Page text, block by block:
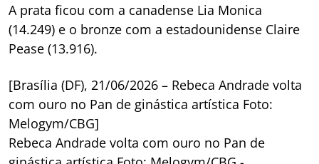
A prata ficou com a canadense Lia Monica
(14.249) e o bronze com a estadounidense Claire
Pease (13.916).
[Brasília (DF), 21/06/2026 – Rebeca Andrade volta
com ouro no Pan de ginástica artística Foto:
Melogym/CBG]
Rebeca Andrade volta com ouro no Pan de